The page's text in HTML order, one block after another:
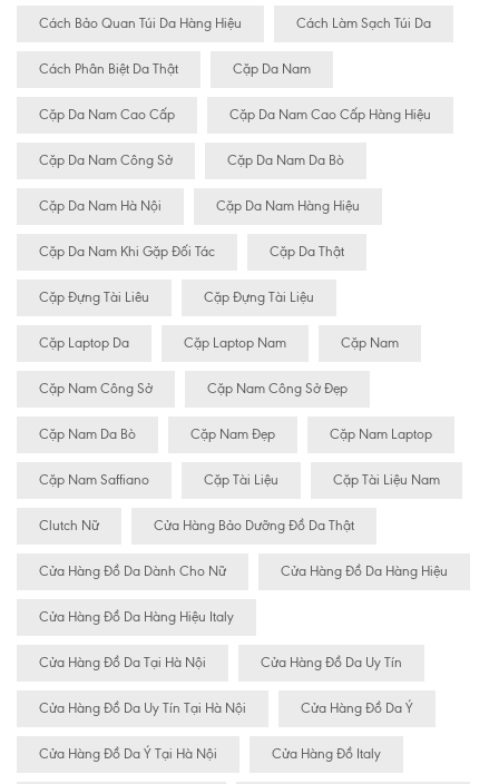
Cách Bảo Quan Túi Da Hàng Hiệu Cách Làm Sạch Túi Da
Cách Phân Biệt Da Thật Cặp Da Nam
Cặp Da Nam Cao Cấp Cặp Da Nam Cao Cấp Hàng Hiệu
Cặp Da Nam Công Sở Cặp Da Nam Da Bò
Cặp Da Nam Hà Nội Cặp Da Nam Hàng Hiệu
Cặp Da Nam Khi Gặp Đối Tác Cặp Da Thật
Cặp Đựng Tài Liêu Cặp Đựng Tài Liệu
Cặp Laptop Da Cặp Laptop Nam Cặp Nam
Cặp Nam Công Sở Cặp Nam Công Sở Đẹp
Cặp Nam Da Bò Cặp Nam Đẹp Cặp Nam Laptop
Cặp Nam Saffiano Cặp Tài Liệu Cặp Tài Liệu Nam
Clutch Nữ Cửa Hàng Bảo Dưỡng Đồ Da Thật
Cửa Hàng Đồ Da Dành Cho Nữ Cửa Hàng Đồ Da Hàng Hiệu
Cửa Hàng Đồ Da Hàng Hiệu Italy
Cửa Hàng Đồ Da Tại Hà Nội Cửa Hàng Đồ Da Uy Tín
Cửa Hàng Đồ Da Uy Tín Tại Hà Nội Cửa Hàng Đồ Da Ý
Cửa Hàng Đồ Da Ý Tại Hà Nội Cửa Hàng Đồ Italy